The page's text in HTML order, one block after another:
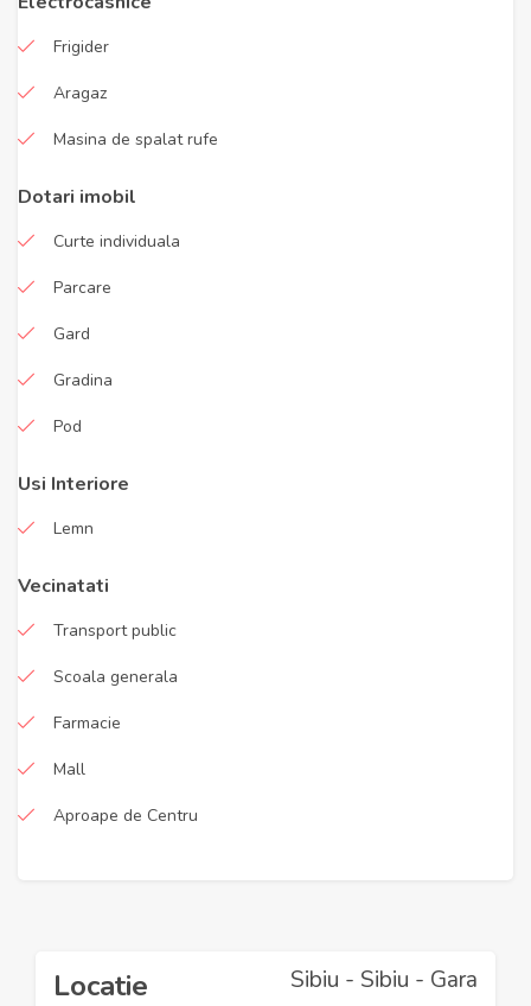
Frigider
Aragaz
Masina de spalat rufe
Dotari imobil
Curte individuala
Parcare
Gard
Gradina
Pod
Usi Interiore
Lemn
Vecinatati
Transport public
Scoala generala
Farmacie
Mall
Aproape de Centru
Locatie Sibiu - Sibiu - Gara